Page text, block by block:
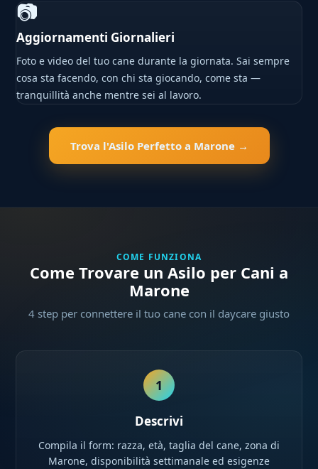
📷
Aggiornamenti Giornalieri
Foto e video del tuo cane durante la giornata. Sai sempre
cosa sta facendo, con chi sta giocando, come sta —
tranquillità anche mentre sei al lavoro.
Trova l'Asilo Perfetto a Marone →
COME FUNZIONA
Come Trovare un Asilo per Cani a
Marone
4 step per connettere il tuo cane con il daycare giusto
1
Descrivi
Compila il form: razza, età, taglia del cane, zona di
Marone, disponibilità settimanale ed esigenze